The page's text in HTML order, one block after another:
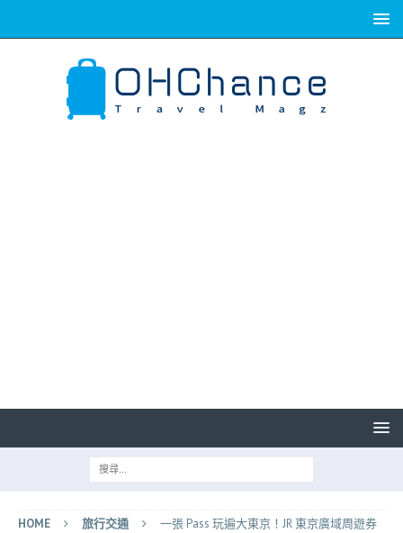
HOME 旅行交通
一張 Pass 玩遍大東京！JR 東京廣域周遊券